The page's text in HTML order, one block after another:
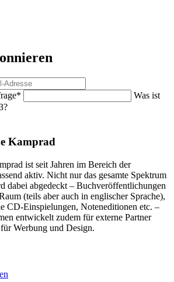
*
Was ist
Kamprad
ist seit Jahren im Bereich der
aktiv. Nicht nur das gesamte Spektrum
dabei abgedeckt – Buchveröffentlichungen
(teils aber auch in englischer Sprache),
CD-Einspielungen, Noteneditionen etc. –
entwickelt zudem für externe Partner
Werbung und Design.